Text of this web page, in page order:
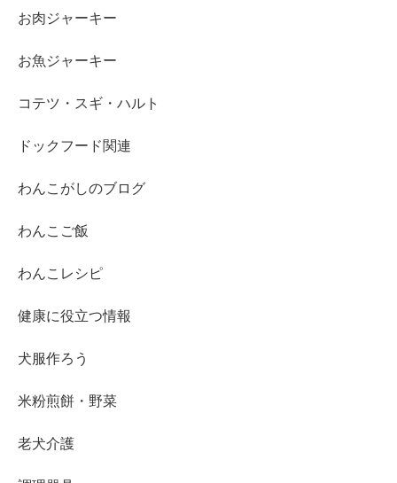
お肉ジャーキー
お魚ジャーキー
コテツ・スギ・ハルト
ドックフード関連
わんこがしのブログ
わんこご飯
わんこレシピ
健康に役立つ情報
犬服作ろう
米粉煎餅・野菜
老犬介護